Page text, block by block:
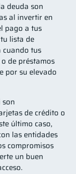
deuda son
al invertir en
pago a tus
lista de
cuando tus
de préstamos
por su elevado
de crédito o
último caso,
las entidades
compromisos
un buen